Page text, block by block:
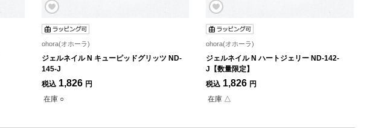
ohora(オホーラ)
ジェルネイル N キューピッドグリッツ ND-
145-J
税込 1,826 円
在庫 ○
ohora(オホーラ)
ジェルネイル N ハートジェリー ND-142-
J【数量限定】
税込 1,826 円
在庫 △